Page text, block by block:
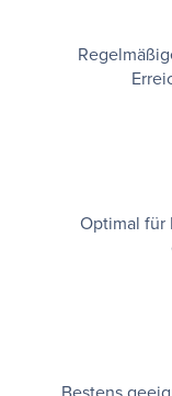
Optimal für